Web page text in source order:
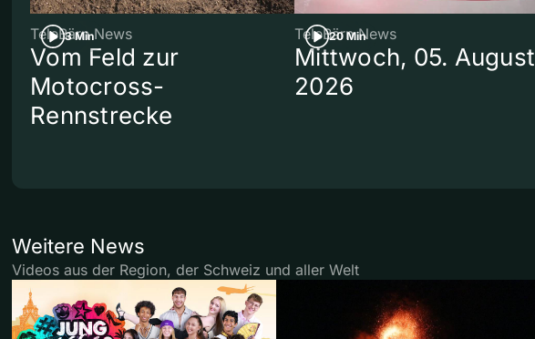
3 Min
TeleBärn News
Vom Feld zur
Motocross-
Rennstrecke
20 Min
TeleBärn News
Mittwoch, 05. August
2026
Weitere News
Videos aus der Region, der Schweiz und aller Welt